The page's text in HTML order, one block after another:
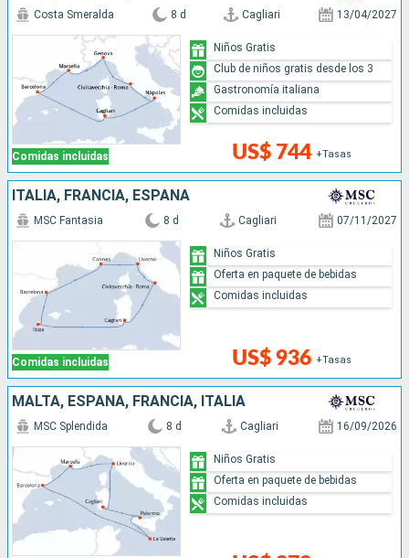
Comidas incluidas
Costa Smeralda 8 d Cagliari 13/04/2027
US$ 744 +Tasas
Niños Gratis
Club de niños gratis desde los 3
Gastronomía italiana
Comidas incluidas
ITALIA, FRANCIA, ESPAÑA
Comidas incluidas
MSC Fantasia 8 d Cagliari 07/11/2027
US$ 936 +Tasas
Niños Gratis
Oferta en paquete de bebidas
Comidas incluidas
MALTA, ESPAÑA, FRANCIA, ITALIA
MSC Splendida 8 d Cagliari 16/09/2026
Niños Gratis
Oferta en paquete de bebidas
Comidas incluidas